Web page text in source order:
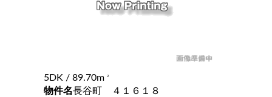
5DK / 89.70m 2
物件名長谷町 ４１６１８